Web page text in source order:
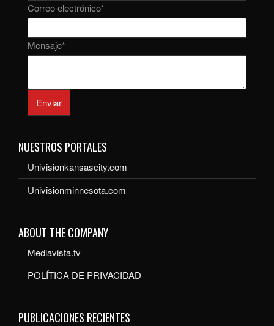
Correo electrónico*
Mensaje*
Enviar
NUESTROS PORTALES
Univisionkansascity.com
Univisionminnesota.com
ABOUT THE COMPANY
Mediavista.tv
POLÍTICA DE PRIVACIDAD
PUBLICACIONES RECIENTES